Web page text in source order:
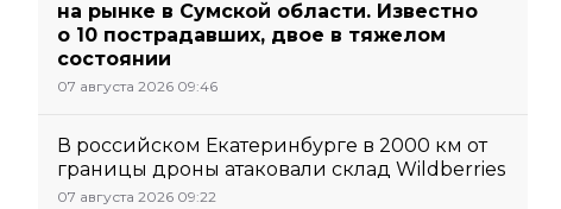
на рынке в Сумской области. Известно
о 10 пострадавших, двое в тяжелом
состоянии
07 августа 2026 09:46
В российском Екатеринбурге в 2000 км от
границы дроны атаковали склад Wildberries
07 августа 2026 09:22